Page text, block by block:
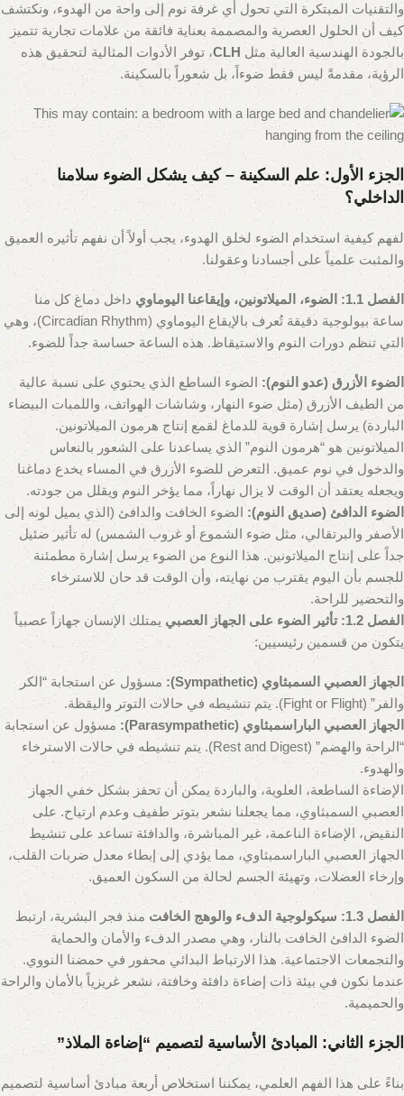
والتقنيات المبتكرة التي تحول أي غرفة نوم إلى واحة من الهدوء، ونكتشف
كيف أن الحلول العصرية والمصممة بعناية فائقة من علامات تجارية تتميز
بالجودة الهندسية العالية مثل CLH، توفر الأدوات المثالية لتحقيق هذه
الرؤية، مقدمةً ليس فقط ضوءاً، بل شعوراً بالسكينة.
الجزء الأول: علم السكينة – كيف يشكل الضوء سلامنا
الداخلي؟
لفهم كيفية استخدام الضوء لخلق الهدوء، يجب أولاً أن نفهم تأثيره العميق
والمثبت علمياً على أجسادنا وعقولنا.
الفصل 1.1: الضوء، الميلاتونين، وإيقاعنا اليوماوي
داخل دماغ كل منا
ساعة بيولوجية دقيقة تُعرف بالإيقاع اليوماوي (Circadian Rhythm)، وهي
التي تنظم دورات النوم والاستيقاظ. هذه الساعة حساسة جداً للضوء.
الضوء الأزرق (عدو النوم): الضوء الساطع الذي يحتوي على نسبة عالية
من الطيف الأزرق (مثل ضوء النهار، وشاشات الهواتف، واللمبات البيضاء
الباردة) يرسل إشارة قوية للدماغ لقمع إنتاج هرمون الميلاتونين.
الميلاتونين هو “هرمون النوم” الذي يساعدنا على الشعور بالنعاس
والدخول في نوم عميق. التعرض للضوء الأزرق في المساء يخدع دماغنا
ويجعله يعتقد أن الوقت لا يزال نهاراً، مما يؤخر النوم ويقلل من جودته.
الضوء الدافئ (صديق النوم): الضوء الخافت والدافئ (الذي يميل لونه إلى
الأصفر والبرتقالي، مثل ضوء الشموع أو غروب الشمس) له تأثير ضئيل
جداً على إنتاج الميلاتونين. هذا النوع من الضوء يرسل إشارة مطمئنة
للجسم بأن اليوم يقترب من نهايته، وأن الوقت قد حان للاسترخاء
والتحضير للراحة.
الفصل 1.2: تأثير الضوء على الجهاز العصبي
يمتلك الإنسان جهازاً عصبياً
يتكون من قسمين رئيسيين:
الجهاز العصبي السمبثاوي (Sympathetic):
مسؤول عن استجابة “الكر
والفر” (Fight or Flight). يتم تنشيطه في حالات التوتر واليقظة.
الجهاز العصبي الباراسمبثاوي (Parasympathetic):
مسؤول عن استجابة
“الراحة والهضم” (Rest and Digest). يتم تنشيطه في حالات الاسترخاء
والهدوء.
الإضاءة الساطعة، العلوية، والباردة يمكن أن تحفز بشكل خفي الجهاز
العصبي السمبثاوي، مما يجعلنا نشعر بتوتر طفيف وعدم ارتياح. على
النقيض، الإضاءة الناعمة، غير المباشرة، والدافئة تساعد على تنشيط
الجهاز العصبي الباراسمبثاوي، مما يؤدي إلى إبطاء معدل ضربات القلب،
وإرخاء العضلات، وتهيئة الجسم لحالة من السكون العميق.
الفصل 1.3: سيكولوجية الدفء والوهج الخافت
منذ فجر البشرية، ارتبط
الضوء الدافئ الخافت بالنار، وهي مصدر الدفء والأمان والحماية
والتجمعات الاجتماعية. هذا الارتباط البدائي محفور في حمضنا النووي.
عندما نكون في بيئة ذات إضاءة دافئة وخافتة، نشعر غريزياً بالأمان والراحة
والحميمية.
الجزء الثاني: المبادئ الأساسية لتصميم “إضاءة الملاذ”
بناءً على هذا الفهم العلمي، يمكننا استخلاص أربعة مبادئ أساسية لتصميم